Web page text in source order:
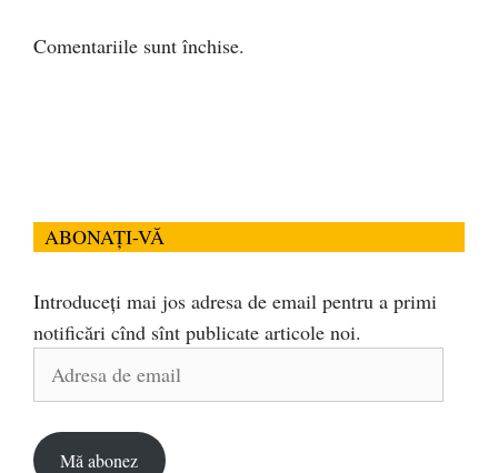
Comentariile sunt închise.
ABONAȚI-VĂ
Introduceți mai jos adresa de email pentru a primi
notificări cînd sînt publicate articole noi.
Adresa
Mă abonez